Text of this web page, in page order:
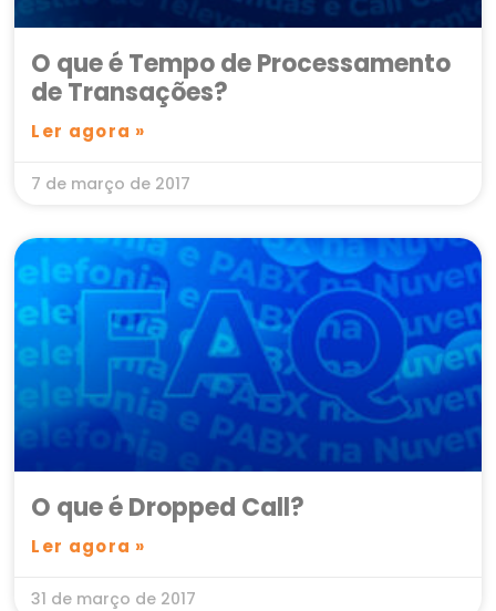
O que é Tempo de Processamento
de Transações?
Ler agora »
7 de março de 2017
O que é Dropped Call?
Ler agora »
31 de março de 2017